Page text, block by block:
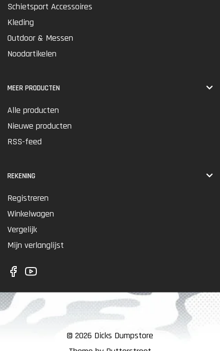
Schietsport Accessoires
Kleding
Outdoor & Messen
Noodartikelen
MEER PRODUCTEN
Alle producten
Nieuwe producten
RSS-feed
REKENING
Registreren
Winkelwagen
Vergelijk
Mijn verlanglijst
© 2026 Dicks Dumpstore